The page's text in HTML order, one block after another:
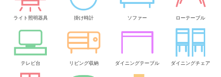
ライト照明器具 掛け時計 ソファー ローテーブル
テレビ台 リビング収納 ダイニングテーブル ダイニングチェア